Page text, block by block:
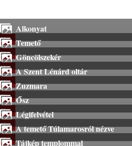
Hot
Alkonyat
Hot
Temető
Hot
Göncölszekér
Hot
A Szent Lénárd oltár
Hot
Zuzmara
Hot
Ősz
Hot
Légifelvétel
Hot
A temető Túlamarosról nézve
Tájkép templommal